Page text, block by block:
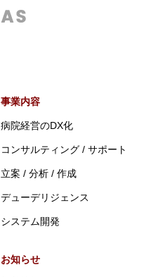
事業内容
病院経営のDX化
コンサルティング / サポート
立案 / 分析 / 作成
デューデリジェンス
システム開発
お知らせ